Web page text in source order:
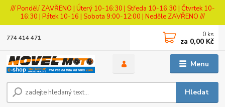
/// Pondělí ZAVŘENO | Úterý 10-16:30 | Středa 10-16:30 | Čtvrtek 10-
16:30 | Pátek 10-16 | Sobota 9:00-12:00 | Neděle ZAVŘENO ///
Menu
Hledat
774 414 471 0 ks
za 0,00 Kč